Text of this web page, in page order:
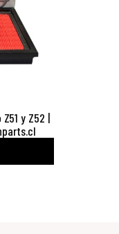
y Z52 |